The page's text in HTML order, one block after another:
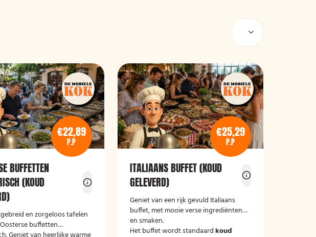
€22,89
P.P
BUFFETTEN
(KOUD
en zorgeloos tafelen
buffetten
€25,29
P.P
ITALIAANS BUFFET (KOUD
GELEVERD)
Geniet van een rijk gevuld Italiaans
buffet, met mooie verse ingrediënten
en smaken.
Het buffet wordt standaardkoud